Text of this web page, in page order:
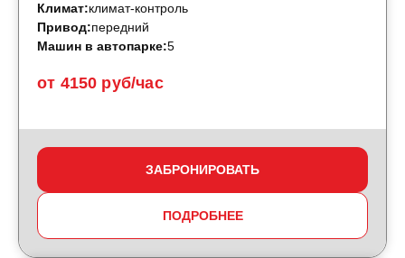
от 4150 руб/час
Климат:климат-контроль
Привод:передний
Машин в автопарке:5
ЗАБРОНИРОВАТЬ
ПОДРОБНЕЕ